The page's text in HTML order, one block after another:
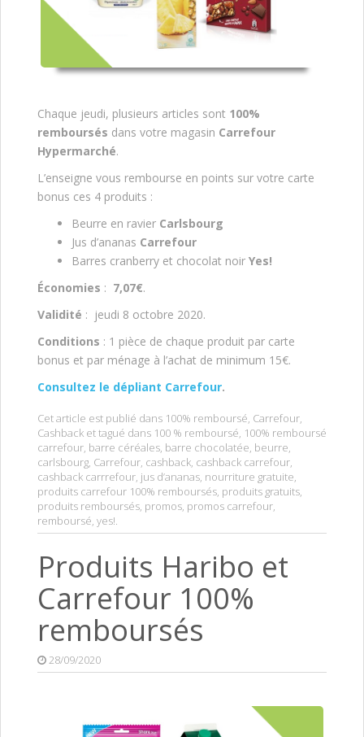
Chaque jeudi, plusieurs articles sont 100%
remboursés dans votre magasin Carrefour
Hypermarché.
L’enseigne vous rembourse en points sur votre carte
bonus ces 4 produits :
Beurre en ravier Carlsbourg
Jus d’ananas Carrefour
Barres cranberry et chocolat noir Yes!
Économies : 7,07€.
Validité : jeudi 8 octobre 2020.
Conditions : 1 pièce de chaque produit par carte
bonus et par ménage à l’achat de minimum 15€.
Consultez le dépliant Carrefour.
Cet article est publié dans 100% remboursé, Carrefour,
Cashback et tagué dans 100 % remboursé, 100% remboursé
carrefour, barre céréales, barre chocolatée, beurre,
carlsbourg, Carrefour, cashback, cashback carrefour,
cashback carrrefour, jus d’ananas, nourriture gratuite,
produits carrefour 100% remboursés, produits gratuits,
produits remboursés, promos, promos carrefour,
remboursé, yes!.
Produits Haribo et
Carrefour 100%
remboursés
28/09/2020